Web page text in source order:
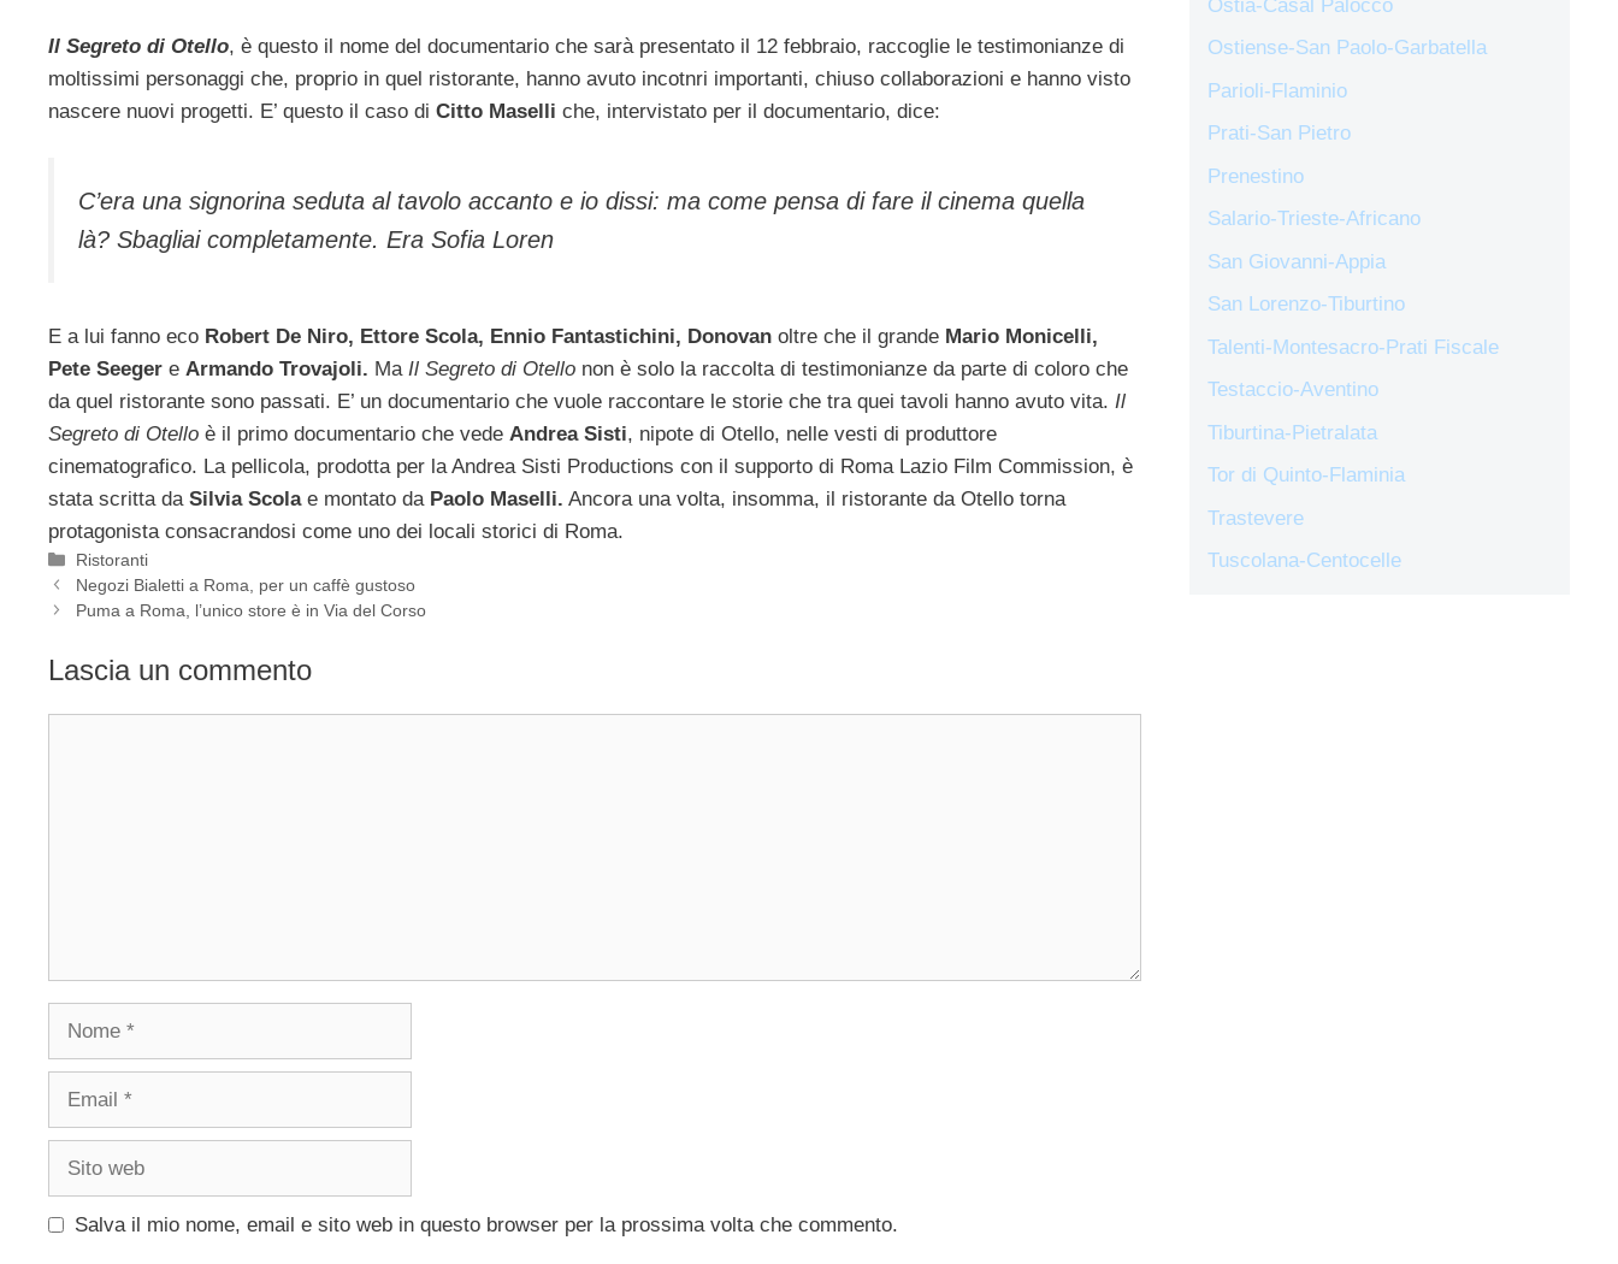
Il Segreto di Otello, è questo il nome del documentario che sarà presentato il 12 febbraio, raccoglie le testimonianze di
moltissimi personaggi che, proprio in quel ristorante, hanno avuto incotnri importanti, chiuso collaborazioni e hanno visto
nascere nuovi progetti. E’ questo il caso di Citto Maselli che, intervistato per il documentario, dice:
C’era una signorina seduta al tavolo accanto e io dissi: ma come pensa di fare il cinema quella
là? Sbagliai completamente. Era Sofia Loren
E a lui fanno eco Robert De Niro, Ettore Scola, Ennio Fantastichini, Donovan oltre che il grande Mario Monicelli,
Pete Seeger e Armando Trovajoli. Ma Il Segreto di Otello non è solo la raccolta di testimonianze da parte di coloro che
da quel ristorante sono passati. E’ un documentario che vuole raccontare le storie che tra quei tavoli hanno avuto vita. Il
Segreto di Otello è il primo documentario che vede Andrea Sisti, nipote di Otello, nelle vesti di produttore
cinematografico. La pellicola, prodotta per la Andrea Sisti Productions con il supporto di Roma Lazio Film Commission, è
stata scritta da Silvia Scolae montato da Paolo Maselli. Ancora una volta, insomma, il ristorante da Otello torna
protagonista consacrandosi come uno dei locali storici di Roma.
Categorie
Ristoranti
Negozi Bialetti a Roma, per un caffè gustoso
Puma a Roma, l’unico store è in Via del Corso
Lascia un commento
Nome
Email
Sito
Salva il mio nome, email e sito web in questo browser per la prossima volta che commento.
Ostia-Casal Palocco
Ostiense-San Paolo-Garbatella
Parioli-Flaminio
Prati-San Pietro
Prenestino
Salario-Trieste-Africano
San Giovanni-Appia
San Lorenzo-Tiburtino
Talenti-Montesacro-Prati Fiscale
Testaccio-Aventino
Tiburtina-Pietralata
Tor di Quinto-Flaminia
Trastevere
Tuscolana-Centocelle